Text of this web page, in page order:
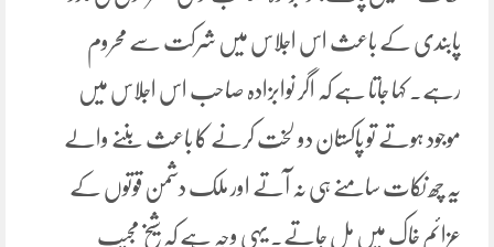
پابندی کے باعث اس اجلاس میں شرکت سے محروم
رہے۔ کہا جاتا ہے کہ اگر نوابزادہ صاحب اس اجلاس میں
موجود ہوتے تو پاکستان دو لخت کرنے کا باعث بننے والے
یہ چھ نکات سامنے ہی نہ آتے اور ملک دشمن قوتوں کے
عزائم خاک میں مل جاتے۔ یہی وجہ ہے کہ شیخ مجیب